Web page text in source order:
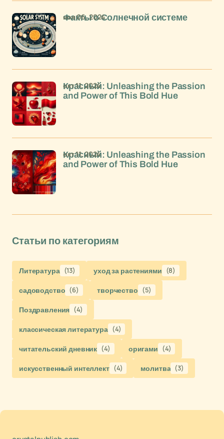
Факты о Солнечной системе
ноя 06, 2024
Красный: Unleashing the Passion
and Power of This Bold Hue
окт 11, 2024
Красный: Unleashing the Passion
and Power of This Bold Hue
окт 11, 2024
Статьи по категориям
Литература (13) уход за растениями (8)
садоводство (6) творчество (5)
Поздравления (4)
классическая литература (4)
читательский дневник (4) оригами (4)
искусственный интеллект (4) молитва (3)